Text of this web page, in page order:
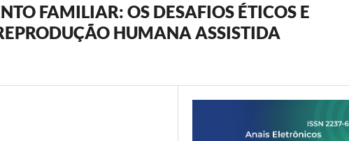
FAMILIAR: OS DESAFIOS ÉTICOS E
HUMANA ASSISTIDA